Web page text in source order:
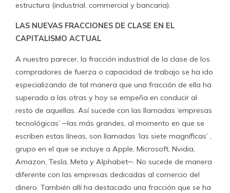
estructura (industrial, commercial y bancaria).
LAS NUEVAS FRACCIONES DE CLASE EN EL
CAPITALISMO ACTUAL
A nuestro parecer, la fracción industrial de la clase de los
compradores de fuerza o capacidad de trabajo se ha ido
especializando de tal manera que una fracción de ella ha
superado a las otras y hoy se empeña en conducir al
resto de aquellas. Así sucede con las llamadas ‘empresas
tecnológicas’ ─las más grandes, al momento en que se
escriben estas líneas, son llamadas ‘las siete magníficas’ ,
grupo en el que se incluye a Apple, Microsoft, Nvidia,
Amazon, Tesla, Meta y Alphabet─. No sucede de manera
diferente con las empresas dedicadas al comercio del
dinero. También allí ha destacado una fracción que se ha